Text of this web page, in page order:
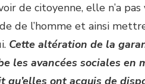
de citoyenne, elle n’a
de l’homme et ainsi
Cette altération de la
les avancées sociales